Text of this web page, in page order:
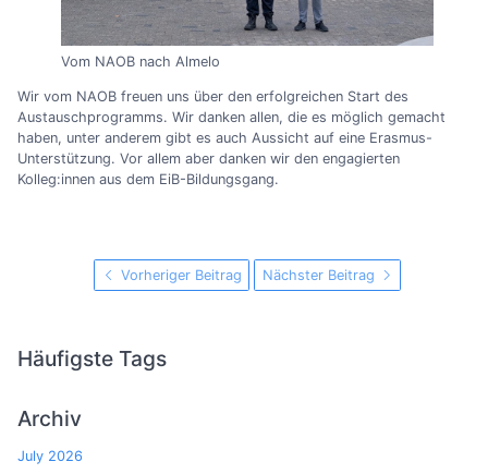
Vom NAOB nach Almelo
Wir vom NAOB freuen uns über den erfolgreichen Start des
Austauschprogramms. Wir danken allen, die es möglich gemacht
haben, unter anderem gibt es auch Aussicht auf eine Erasmus-
Unterstützung. Vor allem aber danken wir den engagierten
Kolleg:innen aus dem EiB-Bildungsgang.
Vorheriger Beitrag Nächster Beitrag
Häufigste Tags
Archiv
July 2026